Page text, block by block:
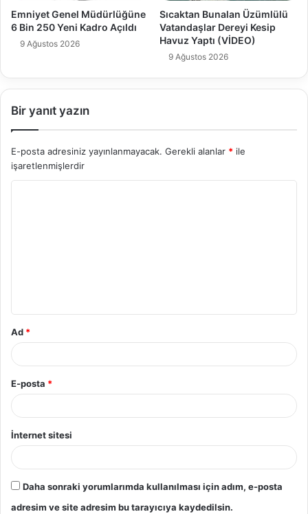
Emniyet Genel Müdürlüğüne
6 Bin 250 Yeni Kadro Açıldı
9 Ağustos 2026
Sıcaktan Bunalan Üzümlülü
Vatandaşlar Dereyi Kesip
Havuz Yaptı (VİDEO)
9 Ağustos 2026
Bir yanıt yazın
E-posta adresiniz yayınlanmayacak. Gerekli alanlar * ile
işaretlenmişlerdir
Ad *
E-posta *
İnternet sitesi
Daha sonraki yorumlarımda kullanılması için adım, e-posta
adresim ve site adresim bu tarayıcıya kaydedilsin.